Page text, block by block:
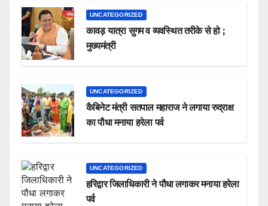
UNCATEGORIZED
कावड़ यात्रा सुगम व व्यवस्थित तरीके से हो ;
मुख्यमंत्री
UNCATEGORIZED
कैबिनेट मंत्री सतपाल महाराज ने लगाया रुद्राक्ष
का पौधा मनाया हरेला पर्व
UNCATEGORIZED
हरिद्वार जिलाधिकारी ने पौधा लगाकर मनाया हरेला
पर्व